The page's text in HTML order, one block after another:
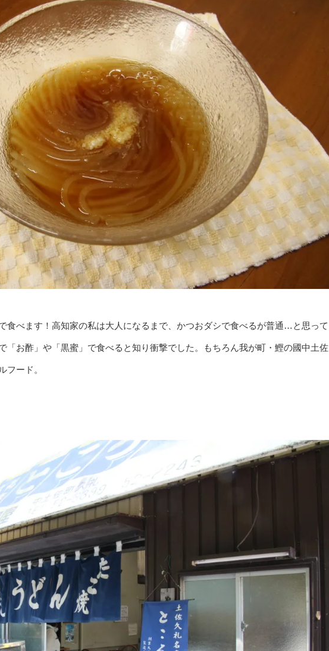
食べます！高知家の私は大人になるまで、かつおダシで食べるが普通…と思って
「お酢」や「黒蜜」で食べると知り衝撃でした。もちろん我が町・鰹の國中土佐
フード。